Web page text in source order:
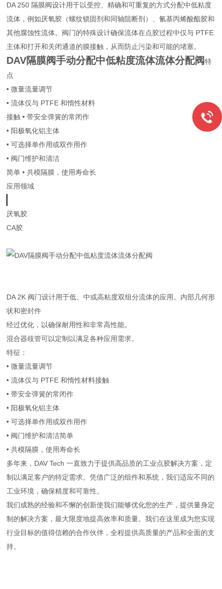
DA 250 隔膜阀设计用于以受控、精确和可重复的方式分配中低粘度
流体，例如厌氧胶（螺纹锁固剂和同轴阻断剂）、氰基丙烯酸酯胶和
其他腐蚀性流体。阀门的特殊设计确保流体在点胶过程中仅与 PTFE
主体和打开和关闭通道的膜接触，从而防止污染和可能的堵塞。
DAV隔膜阀手动分配中低粘度流体流体分配阀特
点
• 微量流量调节
• 流体仅与 PTFE 和惰性材料
接触 • 带安全弹簧的常闭作
• 阳极氧化铝主体
• 可选择单作用或双作用作
• 阀门维护和清洁
简单 • 共模隔膜，使用寿命长
应用领域
厌氧胶
CA胶
DA 2K 阀门设计用于低、中或高粘度双组分流体的应用。内部几何形
状和密封件
经过优化，以确保耐用性和非常高性能。
混合器歧管可以定制以满足各种应用需求。
特征：
• 微量流量调节
• 流体仅与 PTFE 和惰性材料接触
• 带安全弹簧的常闭作
• 阳极氧化铝主体
• 可选择单作用或双作用作
• 阀门维护和清洁简单
• 共模隔膜，使用寿命长
多年来，DAV Tech 一直致力于提供高品质的工业点胶解决方案，定
制以满足客户的特定需求。凭借广泛的组件和系统，我们适应不同的
工业环境，确保精度和可靠性。
我们成熟的经验和不懈的创新使我们能够优化您的生产，提供量身定
制的解决方案，最大限度地提高效率和质量。我们在这里成为您实现
行业目标的值得信赖的合作伙伴，全程提供高质量的产品和全面的支
持。